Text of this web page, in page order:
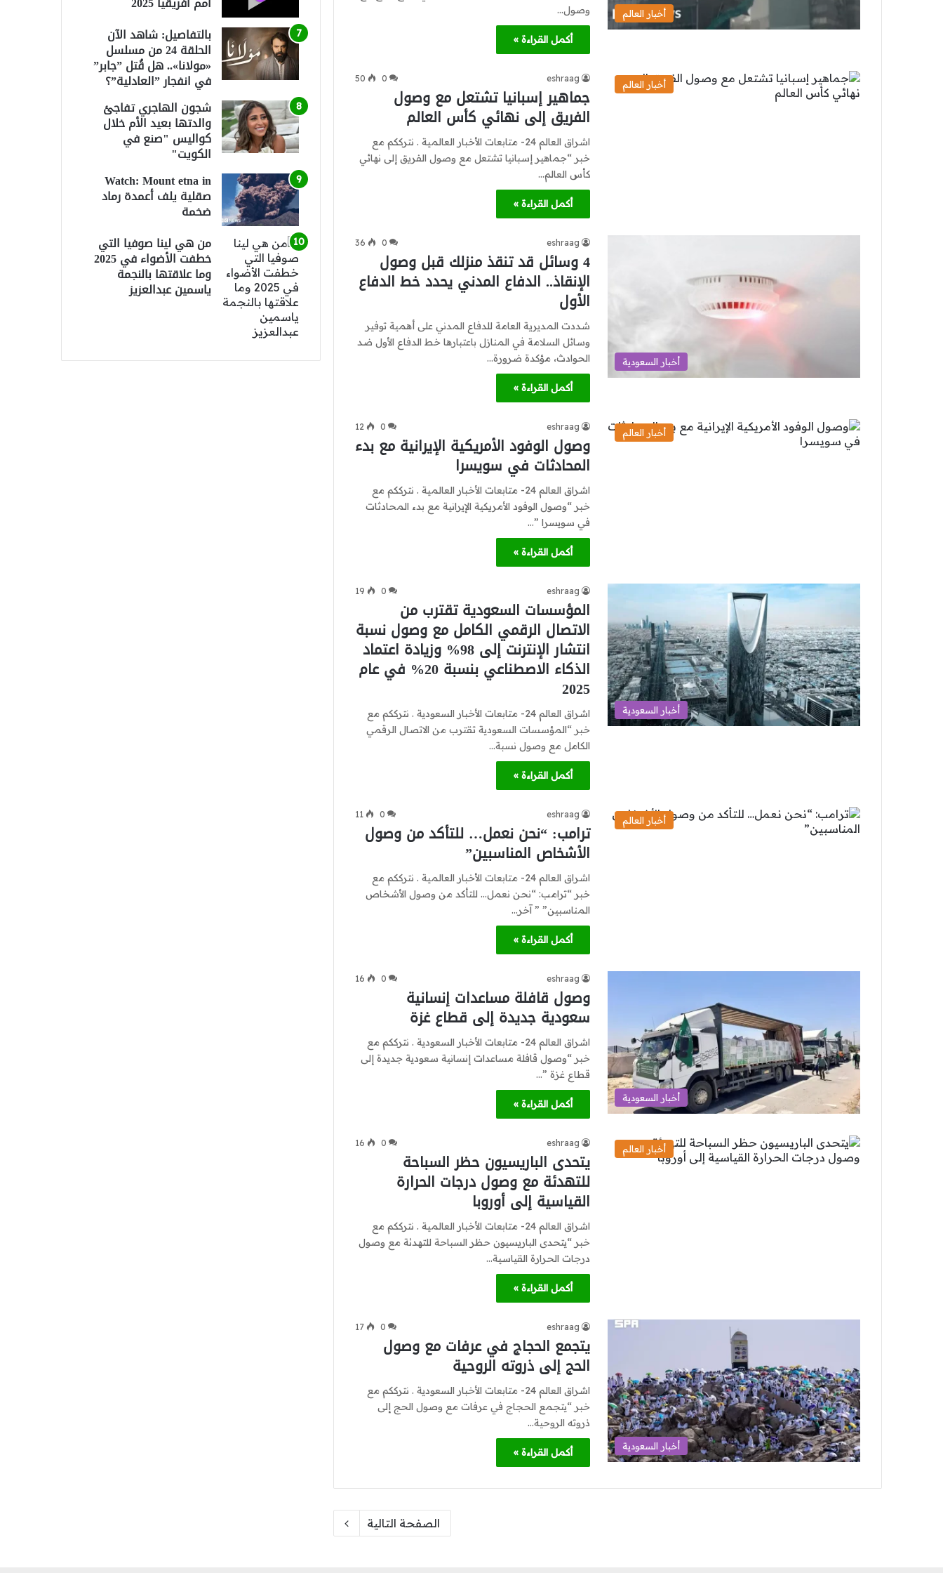
أخبار العالم وصول…
أكمل القراءة »
أخبار العالم
eshraag
0
50
جماهير إسبانيا تشتعل مع وصول
الفريق إلى نهائي كأس العالم
اشراق العالم 24- متابعات الأخبار العالمية . نترككم مع
خبر “جماهير إسبانيا تشتعل مع وصول الفريق إلى نهائي
كأس العالم…
أكمل القراءة »
أخبار السعودية
eshraag
0
36
4 وسائل قد تنقذ منزلك قبل وصول
الإنقاذ.. الدفاع المدني يحدد خط الدفاع
الأول
شددت المديرية العامة للدفاع المدني على أهمية توفير
وسائل السلامة في المنازل باعتبارها خط الدفاع الأول ضد
الحوادث، مؤكدة ضرورة…
أكمل القراءة »
أخبار العالم
eshraag
0
12
وصول الوفود الأمريكية الإيرانية مع بدء
المحادثات في سويسرا
اشراق العالم 24- متابعات الأخبار العالمية . نترككم مع
خبر “وصول الوفود الأمريكية الإيرانية مع بدء المحادثات
في سويسرا ”…
أكمل القراءة »
أخبار السعودية
eshraag
0
19
المؤسسات السعودية تقترب من
الاتصال الرقمي الكامل مع وصول نسبة
انتشار الإنترنت إلى 98% وزيادة اعتماد
الذكاء الاصطناعي بنسبة 20% في عام
2025
اشراق العالم 24- متابعات الأخبار السعودية . نترككم مع
خبر “المؤسسات السعودية تقترب من الاتصال الرقمي
الكامل مع وصول نسبة…
أكمل القراءة »
أخبار العالم
eshraag
0
11
ترامب: “نحن نعمل… للتأكد من وصول
الأشخاص المناسبين”
اشراق العالم 24- متابعات الأخبار العالمية . نترككم مع
خبر “ترامب: “نحن نعمل… للتأكد من وصول الأشخاص
المناسبين” ” آخر…
أكمل القراءة »
أخبار السعودية
eshraag
0
16
وصول قافلة مساعدات إنسانية
سعودية جديدة إلى قطاع غزة
اشراق العالم 24- متابعات الأخبار السعودية . نترككم مع
خبر “وصول قافلة مساعدات إنسانية سعودية جديدة إلى
قطاع غزة ”…
أكمل القراءة »
أخبار العالم
eshraag
0
16
يتحدى الباريسيون حظر السباحة
للتهدئة مع وصول درجات الحرارة
القياسية إلى أوروبا
اشراق العالم 24- متابعات الأخبار العالمية . نترككم مع
خبر “يتحدى الباريسيون حظر السباحة للتهدئة مع وصول
درجات الحرارة القياسية…
أكمل القراءة »
أخبار السعودية
eshraag
0
17
يتجمع الحجاج في عرفات مع وصول
الحج إلى ذروته الروحية
اشراق العالم 24- متابعات الأخبار السعودية . نترككم مع
خبر “يتجمع الحجاج في عرفات مع وصول الحج إلى
ذروته الروحية…
أكمل القراءة »
الصفحة التالية
بالتفاصيل: شاهد الآن
الحلقة 24 من مسلسل
«مولانا».. هل قُتل ”جابر”
في انفجار ”العادلية”؟
شجون الهاجري تفاجئ
والدتها بعيد الأم خلال
كواليس "صنع في
الكويت"
Watch: Mount etna in
صقلية يلف أعمدة رماد
ضخمة
من هي لينا صوفيا التي
خطفت الأضواء في 2025
وما علاقتها بالنجمة
ياسمين عبدالعزيز